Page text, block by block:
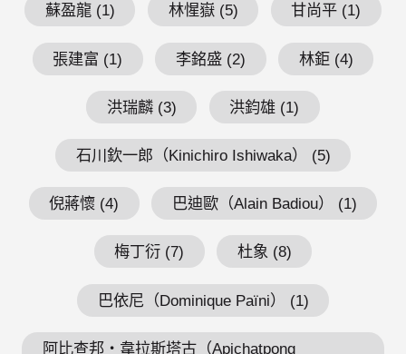
蘇盈龍 (1) 林惺嶽 (5) 甘尚平 (1)
張建富 (1) 李銘盛 (2) 林鉅 (4)
洪瑞麟 (3) 洪鈞雄 (1)
石川欽一郎（Kinichiro Ishiwaka） (5)
倪蔣懷 (4) 巴迪歐（Alain Badiou） (1)
梅丁衍 (7) 杜象 (8)
巴依尼（Dominique Païni） (1)
阿比查邦・韋拉斯塔古（Apichatpong